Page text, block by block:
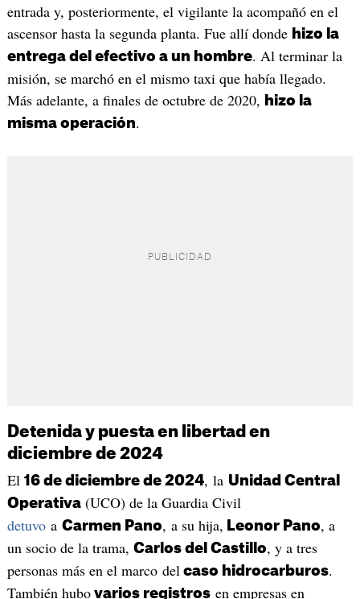
entrada y, posteriormente, el vigilante la acompañó en el
ascensor hasta la segunda planta. Fue allí donde hizo la
entrega del efectivo a un hombre. Al terminar la
misión, se marchó en el mismo taxi que había llegado.
Más adelante, a finales de octubre de 2020, hizo la
misma operación.
Detenida y puesta en libertad en
diciembre de 2024
El 16 de diciembre de 2024, la Unidad Central
Operativa(UCO) de la Guardia Civil
detuvoa Carmen Pano, a su hija, Leonor Pano, a
un socio de la trama, Carlos del Castillo, y a tres
personas más en el marco del caso hidrocarburos.
También hubovarios registrosen empresas en